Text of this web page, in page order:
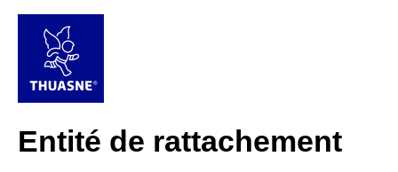
Entité de rattachement